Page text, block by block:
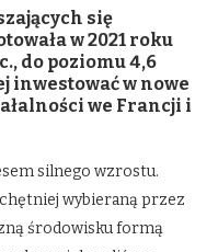
się
w 2021 roku
do poziomu 4,6
inwestować w nowe
we Francji i
silnego wzrostu.
wybieraną przez
środowisku formą